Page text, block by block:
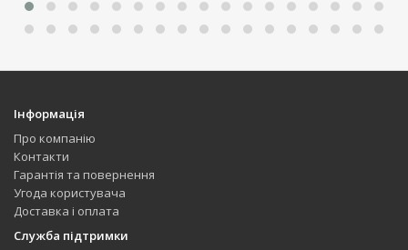
Інформація
Про компанію
Контакти
Гарантія та повернення
Угода користувача
Доставка і оплата
Служба підтримки